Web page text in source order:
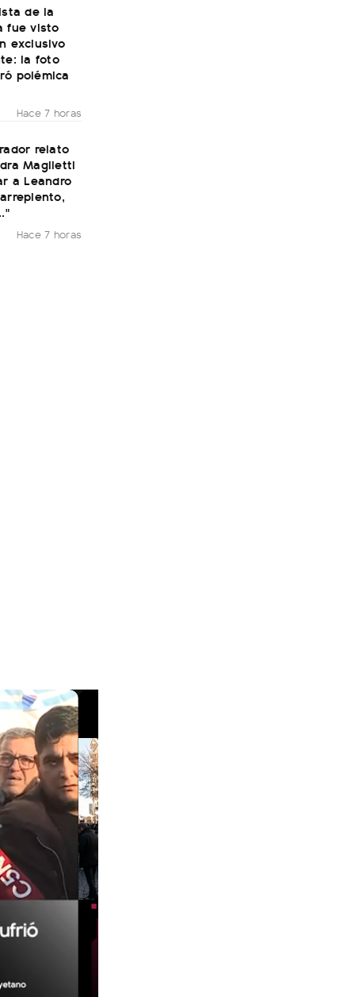
de la
fue visto
exclusivo
la foto
polémica
Hace 7 horas
relato
Maglietti
a Leandro
Hace 7 horas